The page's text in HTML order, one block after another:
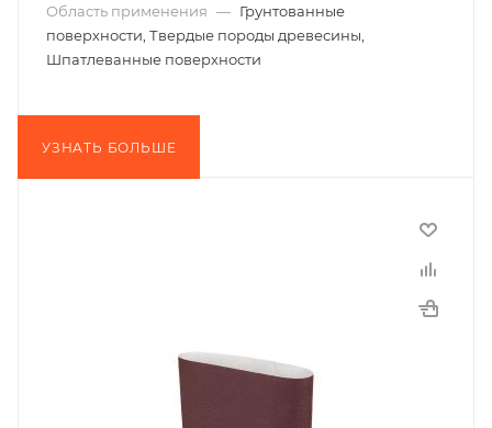
Область применения — Грунтованные
поверхности, Твердые породы древесины,
Шпатлеванные поверхности
УЗНАТЬ БОЛЬШЕ